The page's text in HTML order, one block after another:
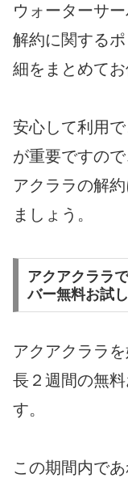
ウォーターサ
解約に関する
細をまとめてお
安心して利用
が重要ですの
アクララの解
ましょう。
アクアクララ
バー無料お試
アクアクララ
長２週間の無
す。
この期間内で